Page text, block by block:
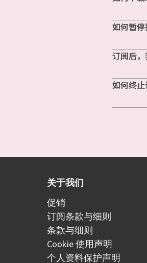
如何暂停
订阅后，
如何终止
关于我们
促销
订阅条款与细则
条款与细则
Cookie 使用声明
个人资料保护声明